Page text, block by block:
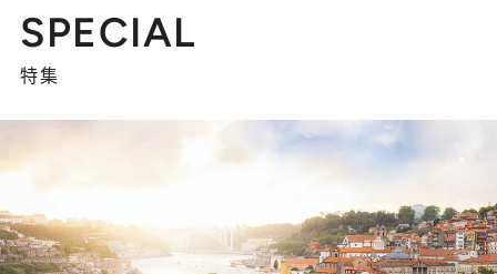
SPECIAL
特集